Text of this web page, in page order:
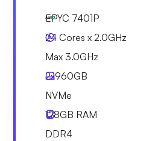
EPYC 7401P
24 Cores x 2.0GHz
Max 3.0GHz
2x960GB
NVMe
128GB RAM
DDR4